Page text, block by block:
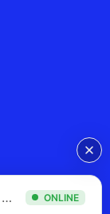
Du Lịch Văn Hóa Sài Gòn ONLINE